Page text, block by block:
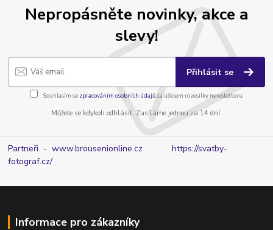
Nepropásněte novinky, akce a
slevy!
Přihlásit se
Souhlasím se zpracováním osobních údajůza účelem rozesílky newsletteru.
Můžete se kdykoli odhlásit. Zasíláme jednou za 14 dní.
Partneři - www.brousenionline.czhttps://svatby-
fotograf.cz/
Informace pro zákazníky